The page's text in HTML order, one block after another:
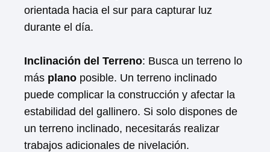
orientada hacia el sur para capturar luz
durante el día.
Inclinación del Terreno: Busca un terreno lo
más plano posible. Un terreno inclinado
puede complicar la construcción y afectar la
estabilidad del gallinero. Si solo dispones de
un terreno inclinado, necesitarás realizar
trabajos adicionales de nivelación.